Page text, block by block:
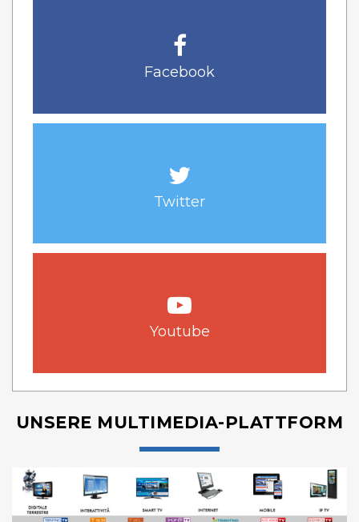
Facebook
Twitter
Youtube
UNSERE MULTIMEDIA-PLATTFORM